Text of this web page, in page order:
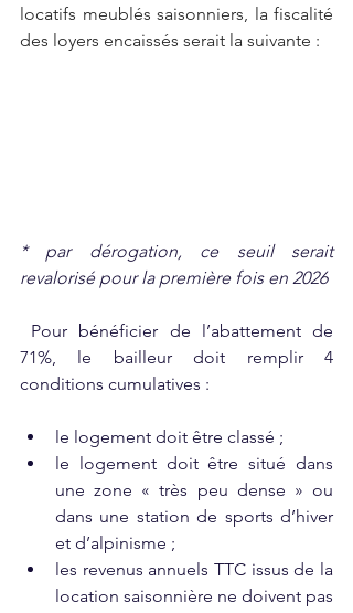
locatifs meublés saisonniers, la fiscalité
des loyers encaissés serait la suivante :
* par dérogation, ce seuil serait
revalorisé pour la première fois en 2026
Pour bénéficier de l’abattement de
71%, le bailleur doit remplir 4
conditions cumulatives :
le logement doit être classé ;
le logement doit être situé dans
une zone « très peu dense » ou
dans une station de sports d’hiver
et d’alpinisme ;
les revenus annuels TTC issus de la
location saisonnière ne doivent pas